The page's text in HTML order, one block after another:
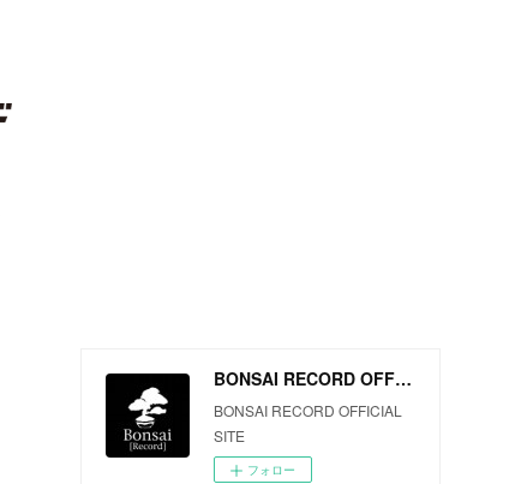
BONSAI RECORD OFFICIAL SITE
BONSAI RECORD OFFICIAL
SITE
フォロー